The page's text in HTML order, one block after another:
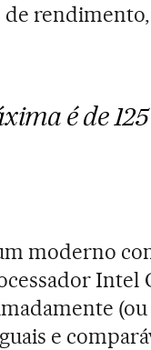
de
é de
moderno
Intel
e